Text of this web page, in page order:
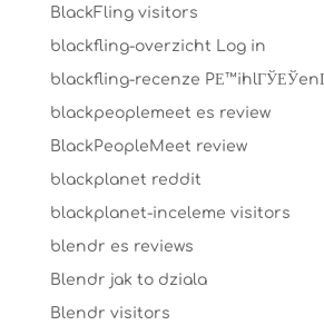
BlackFling visitors
blackfling-overzicht Log in
blackfling-recenze
blackpeoplemeet es review
BlackPeopleMeet review
blackplanet reddit
blackplanet-inceleme visitors
blendr es reviews
Blendr jak to dziala
Blendr visitors